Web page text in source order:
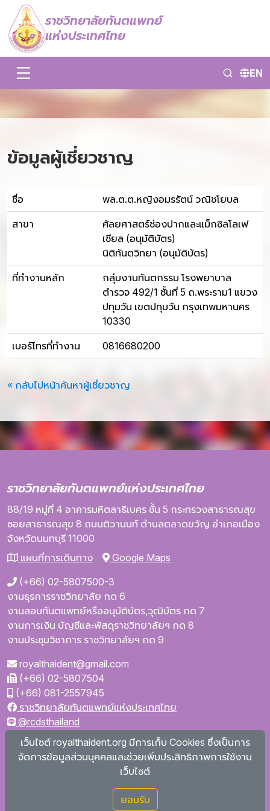
ราชวิทยาลัยทันตแพทย์
แห่งประเทศไทย
EN
ข้อมูลผู้เชี่ยวชาญ
ชื่อ พล.ต.ต.หญิงอมรรัตน์ วณิชโยบล
สาขา
ศัลยศาสตร์ช่องปากและแม็กซิลโลเฟ
เชียล (อนุมัติบัตร)
นิติทันตวิทยา (อนุมัติบัตร)
ที่ทำงานหลัก
กลุ่มงานทันตกรรม โรงพยาบาล
ตำรวจ 492/1 ชั้นที่ 5 ถ.พระราม1 แขวง
ปทุมวัน เขตปทุมวัน กรุงเทพมหานคร
10330
เบอร์โทรที่ทำงาน 0816680200
« กลับไปหน้าค้นหาผู้เชี่ยวชาญ
ราชวิทยาลัยทันตแพทย์แห่งประเทศไทย
88/19 หมู่ที่ 4 อาคารมหิตลาธิเบศร ชั้น 5 กระทรวงสาธารณสุข
ซอยสาธารณสุข 8 ถนนติวานนท์ ตำบลตลาดขวัญ อำเภอเมือง
จังหวัดนนทบุรี 11000
แผนที่การเดินทาง
Google Maps
(+66) 02-5807500-3
งานธุรการราชวิทยาลัย กด 6
งานสอบทันตแพทย์หรืออนุมัติบัตร,วุฒิบัตร กด 7
งานการเงิน บัญชีและพัสดุราชวิทยาลัยฯ กด 8
งานประชุมวิชาการ ราชวิทยาลัยฯ กด 9
royalthaident@gmail.com
(+66) 02-5807504
(+66) 081-2557945
ราชวิทยาลัยทันตแพทย์แห่งประเทศไทย
@rcdsthailand
royalthaident
@royalthaident
Royal College of Dental Surgeons of Thailand
royalthaident.org สงวนลิขสิทธิ์
เว็บไซต์ royalthaident.org มีการเก็บ Cookies ซึ่งเป็นการ
จัดการข้อมูลส่วนบุคคลและช่วยเพิ่มประสิทธิภาพการใช้งาน
เว็บไซต์
ยอมรับ